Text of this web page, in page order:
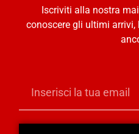
Iscriviti alla nostra
conoscere gli ultimi